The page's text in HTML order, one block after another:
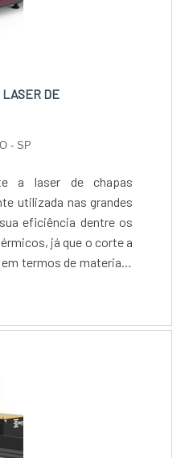
LASER DE
- SP
a laser de chapas
utilizada nas grandes
eficiência dentre os
já que o corte a
termos de material e
importantes com o
para esse tipo
Concebido através